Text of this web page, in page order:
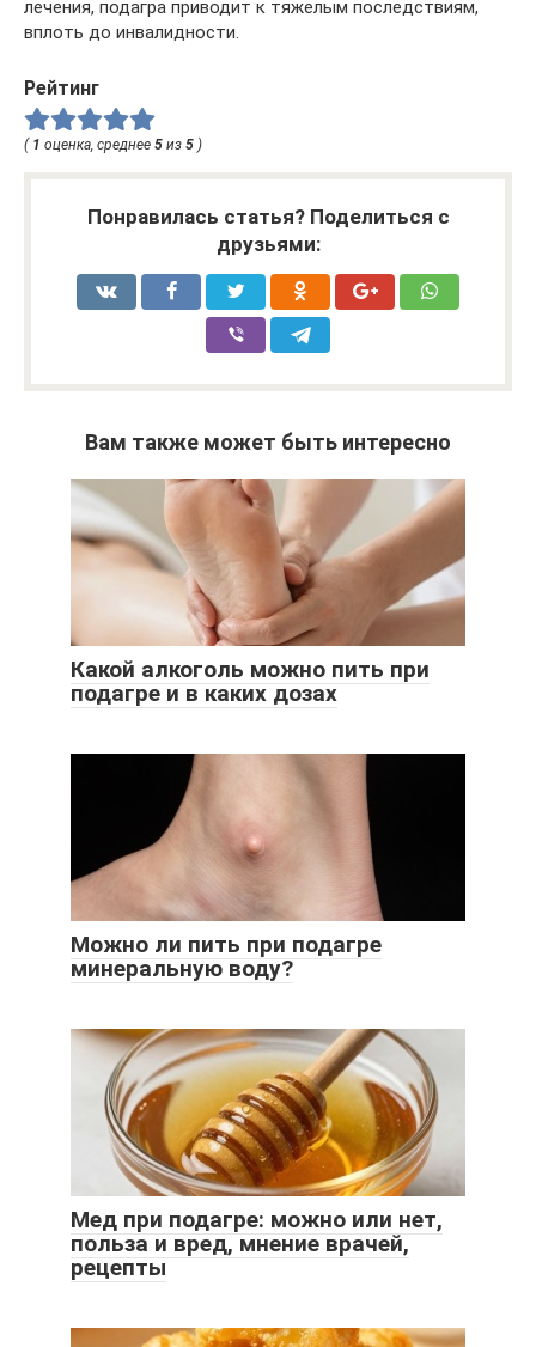
лечения, подагра приводит к тяжелым последствиям,
вплоть до инвалидности.
Рейтинг
( 1 оценка, среднее 5 из 5 )
Понравилась статья? Поделиться с
друзьями:
Вам также может быть интересно
Какой алкоголь можно пить при
подагре и в каких дозах
Можно ли пить при подагре
минеральную воду?
Мед при подагре: можно или нет,
польза и вред, мнение врачей,
рецепты